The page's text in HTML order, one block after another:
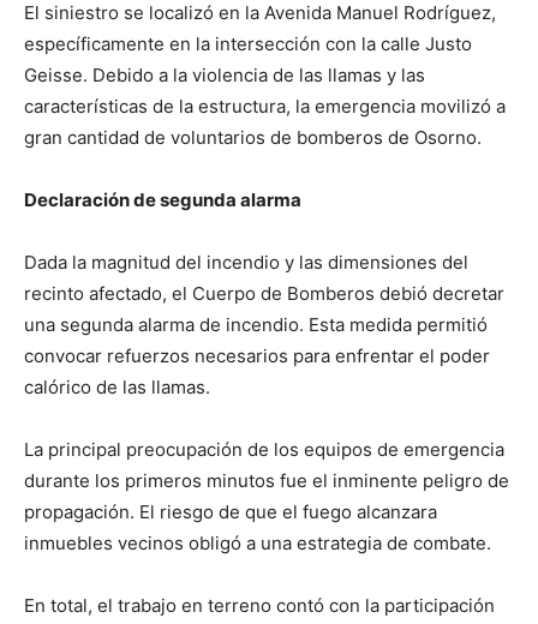
El siniestro se localizó en la Avenida Manuel Rodríguez,
específicamente en la intersección con la calle Justo
Geisse. Debido a la violencia de las llamas y las
características de la estructura, la emergencia movilizó a
gran cantidad de voluntarios de bomberos de Osorno.
Declaración de segunda alarma
Dada la magnitud del incendio y las dimensiones del
recinto afectado, el Cuerpo de Bomberos debió decretar
una segunda alarma de incendio. Esta medida permitió
convocar refuerzos necesarios para enfrentar el poder
calórico de las llamas.
La principal preocupación de los equipos de emergencia
durante los primeros minutos fue el inminente peligro de
propagación. El riesgo de que el fuego alcanzara
inmuebles vecinos obligó a una estrategia de combate.
En total, el trabajo en terreno contó con la participación